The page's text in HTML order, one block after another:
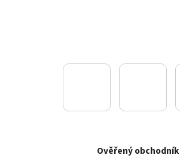
Ověřený obchodník